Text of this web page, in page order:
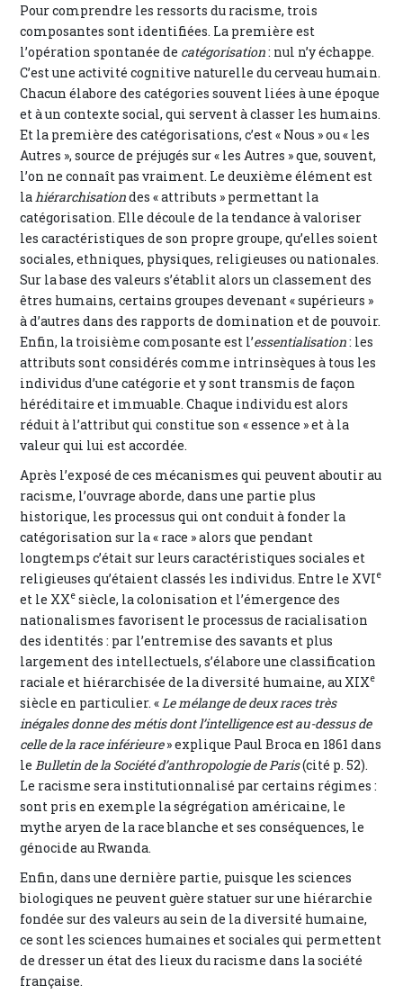
Pour comprendre les ressorts du racisme, trois
composantes sont identifiées. La première est
l’opération spontanée de catégorisation: nul n’y échappe.
C’est une activité cognitive naturelle du cerveau humain.
Chacun élabore des catégories souvent liées à une époque
et à un contexte social, qui servent à classer les humains.
Et la première des catégorisations, c’est « Nous » ou « les
Autres », source de préjugés sur « les Autres » que, souvent,
l’on ne connaît pas vraiment. Le deuxième élément est
la hiérarchisationdes « attributs » permettant la
catégorisation. Elle découle de la tendance à valoriser
les caractéristiques de son propre groupe, qu’elles soient
sociales, ethniques, physiques, religieuses ou nationales.
Sur la base des valeurs s’établit alors un classement des
êtres humains, certains groupes devenant « supérieurs »
à d’autres dans des rapports de domination et de pouvoir.
Enfin, la troisième composante est l’essentialisation: les
attributs sont considérés comme intrinsèques à tous les
individus d’une catégorie et y sont transmis de façon
héréditaire et immuable. Chaque individu est alors
réduit à l’attribut qui constitue son « essence » et à la
valeur qui lui est accordée.
Après l’exposé de ces mécanismes qui peuvent aboutir au
racisme, l’ouvrage aborde, dans une partie plus
historique, les processus qui ont conduit à fonder la
catégorisation sur la « race » alors que pendant
longtemps c’était sur leurs caractéristiques sociales et
religieuses qu’étaient classés les individus. Entre le XVIe
et le XXe siècle, la colonisation et l’émergence des
nationalismes favorisent le processus de racialisation
des identités : par l’entremise des savants et plus
largement des intellectuels, s’élabore une classification
raciale et hiérarchisée de la diversité humaine, au XIXe
siècle en particulier. « Le mélange de deux races très
inégales donne des métis dont l’intelligence est au-dessus de
celle de la race inférieure» explique Paul Broca en 1861 dans
le Bulletin de la Société d’anthropologie de Paris(cité p. 52).
Le racisme sera institutionnalisé par certains régimes :
sont pris en exemple la ségrégation américaine, le
mythe aryen de la race blanche et ses conséquences, le
génocide au Rwanda.
Enfin, dans une dernière partie, puisque les sciences
biologiques ne peuvent guère statuer sur une hiérarchie
fondée sur des valeurs au sein de la diversité humaine,
ce sont les sciences humaines et sociales qui permettent
de dresser un état des lieux du racisme dans la société
française.